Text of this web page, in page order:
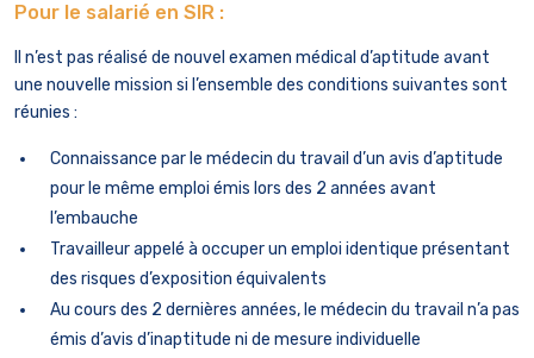
Pour le salarié en SIR :
Il n’est pas réalisé de nouvel examen médical d’aptitude avant
une nouvelle mission si l’ensemble des conditions suivantes sont
réunies :
Connaissance par le médecin du travail d’un avis d’aptitude
pour le même emploi émis lors des 2 années avant
l’embauche
Travailleur appelé à occuper un emploi identique présentant
des risques d’exposition équivalents
Au cours des 2 dernières années, le médecin du travail n’a pas
émis d’avis d’inaptitude ni de mesure individuelle